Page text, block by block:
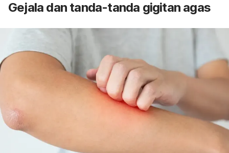
Gejala dan tanda-tanda gigitan agas